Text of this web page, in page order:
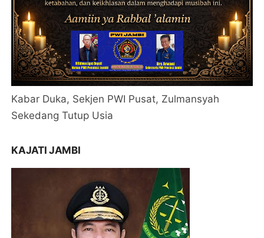
Kabar Duka, Sekjen PWI Pusat, Zulmansyah
Sekedang Tutup Usia
KAJATI JAMBI